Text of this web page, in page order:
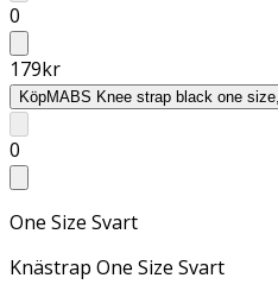
0
179kr
KöpMABS Knee strap black one
0
One Size Svart
Knästrap One Size Svart